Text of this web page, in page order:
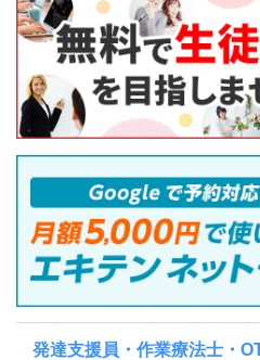
発達支援員・作業療法士・